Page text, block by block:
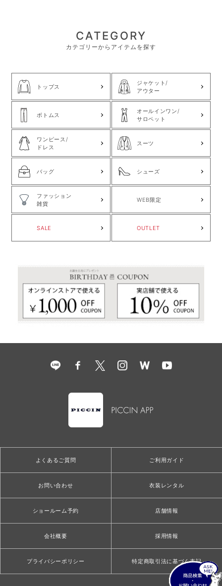
CATEGORY
カテゴリーからアイテムを探す
トップス
ジャケット/
アウター
ボトムス
オールインワン/
サロペット
ワンピース/
ドレス
スーツ
バッグ シューズ
ファッション
雑貨
WEB限定
SALE OUTLET
よくあるご質問 ご利用ガイド
お問い合わせ 衣装レンタル
ショールーム予約 店舗情報
会社概要 採用情報
プライバシーポリシー 特定商取引法に基づく表記